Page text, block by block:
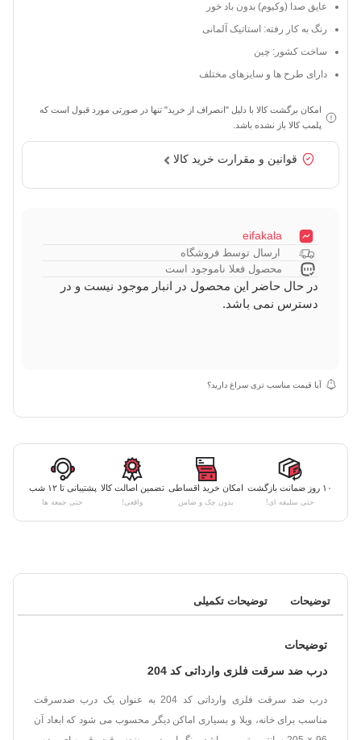
عایق صدا (وکیوم) بدون باد خور
رنگ به کار رفته: استاتیک آلمانی
ساخت کشور: چین
دارای طرح ها و سایزهای مختلف
امکان برگشت کالا با دلیل "انصراف از خرید" تنها در صورتی مورد قبول است که
پلمب کالا باز نشده باشد.
قوانین و مقرارت خرید کالا
eifakala
ارسال توسط فروشگاه
محصول فعلا ناموجود است
در حال حاضر این محصول در انبار موجود نیست و در
دسترس نمی باشد.
آیا قیمت مناسب تری سراغ دارید؟
۱۰ روز ضمانت بازگشت
حتی سلیقه ای!
امکان خرید اقساطی
بدون چک و ضامن
تضمین اصالت کالا
واقعی!
پشتیبانی تا ۱۲ شب
حتی جمعه ها
توضیحات توضیحات تکمیلی
توضیحات
درب ضد سرقت فلزی وارداتی کد 204
درب ضد سرقت فلزی وارداتی کد 204 به عنوان یک درب ضدسرقت
مناسب برای خانه، ویلا و بسیاری اماکن دیگر محسوب می شود که ابعاد آن